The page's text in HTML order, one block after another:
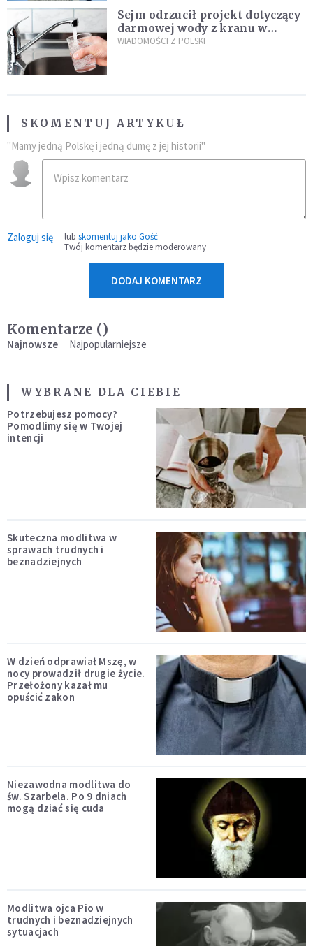
Sejm odrzucił projekt dotyczący
darmowej wody z kranu w
restauracjach
WIADOMOŚCI Z POLSKI
SKOMENTUJ ARTYKUŁ
"Mamy jedną Polskę i jedną dumę z jej historii"
Zaloguj się lub skomentuj jako Gość
Twój komentarz będzie moderowany
DODAJ KOMENTARZ
Komentarze ()
Najnowsze Najpopularniejsze
WYBRANE DLA CIEBIE
Potrzebujesz pomocy?
Pomodlimy się w Twojej
intencji
Skuteczna modlitwa w
sprawach trudnych i
beznadziejnych
W dzień odprawiał Mszę, w
nocy prowadził drugie życie.
Przełożony kazał mu
opuścić zakon
Niezawodna modlitwa do
św. Szarbela. Po 9 dniach
mogą dziać się cuda
Modlitwa ojca Pio w
trudnych i beznadziejnych
sytuacjach